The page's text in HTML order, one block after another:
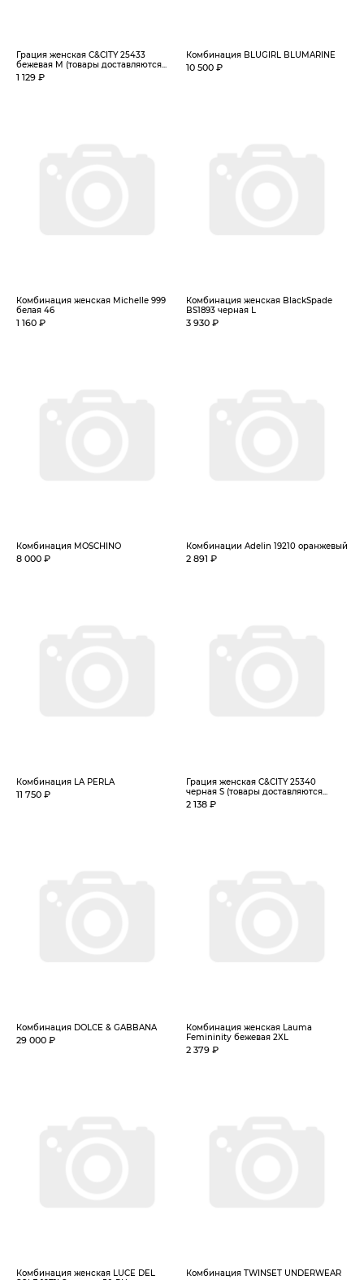
Грация женская C&CITY 25433
бежевая M (товары доставляются...
1 129 ₽
Комбинация BLUGIRL BLUMARINE
10 500 ₽
Комбинация женская Michelle 999
белая 46
1 160 ₽
Комбинация женская BlackSpade
BS1893 черная L
3 930 ₽
Комбинация MOSCHINO
8 000 ₽
Комбинации Adelin 19210 оранжевый
2 891 ₽
Комбинация LA PERLA
11 750 ₽
Грация женская C&CITY 25340
черная S (товары доставляются...
2 138 ₽
Комбинация DOLCE & GABBANA
29 000 ₽
Комбинация женская Lauma
Femininity бежевая 2XL
2 379 ₽
Комбинация женская LUCE DEL
Комбинация TWINSET UNDERWEAR